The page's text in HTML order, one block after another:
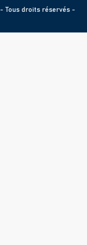
- Tous droits réservés -